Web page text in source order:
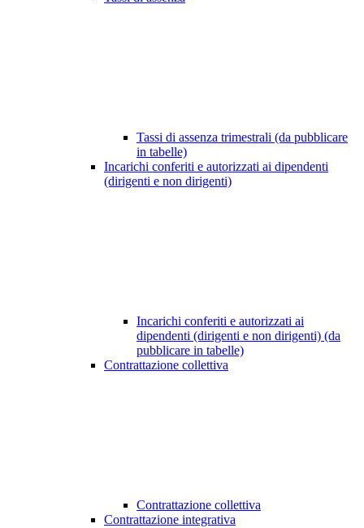
Tassi di assenza trimestrali (da pubblicare
in tabelle)
Incarichi conferiti e autorizzati ai dipendenti
(dirigenti e non dirigenti)
Incarichi conferiti e autorizzati ai
dipendenti (dirigenti e non dirigenti) (da
pubblicare in tabelle)
Contrattazione collettiva
Contrattazione collettiva
Contrattazione integrativa